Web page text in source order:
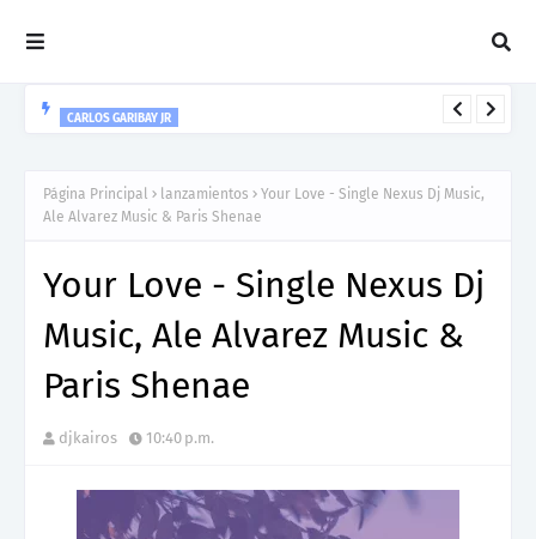
CARLOS GARIBAY JR
Página Principal lanzamientos
Your Love - Single Nexus Dj Music,
Ale Alvarez Music & Paris Shenae
Your Love - Single Nexus Dj
Music, Ale Alvarez Music &
Paris Shenae
djkairos 10:40 p.m.